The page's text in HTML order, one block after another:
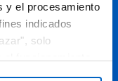
y el procesamiento
indicados
solo
En
00103, SC-
SC-ES-